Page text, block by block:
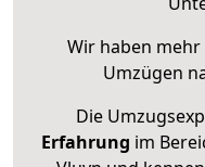
Wir haben mehr
Umzügen
Die
Erfahrung im